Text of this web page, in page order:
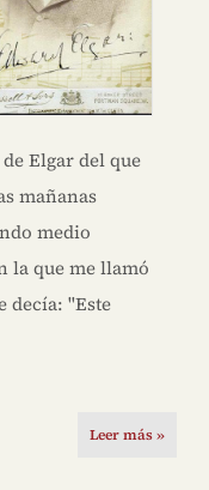
Elgar del que
mañanas
medio
la que me llamó
decía: "Este
Leer más »